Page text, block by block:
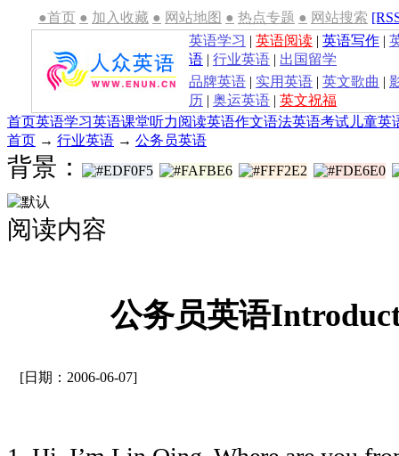
●首页 ● 加入收藏 ● 网站地图 ● 热点专题 ● 网站搜索
英语学习 | 英语阅读 | 英语写作 |
语 | 行业英语 | 出国留学
品牌英语 | 实用英语 | 英文歌曲 |
历 | 奥运英语 | 英文祝福
首页英语学习英语课堂听力阅读英语作文语法英语考试 儿童英
首页 → 行业英语 → 公务员英语
背景：
阅读内容
公务员英语
[日期：2006-06-07]